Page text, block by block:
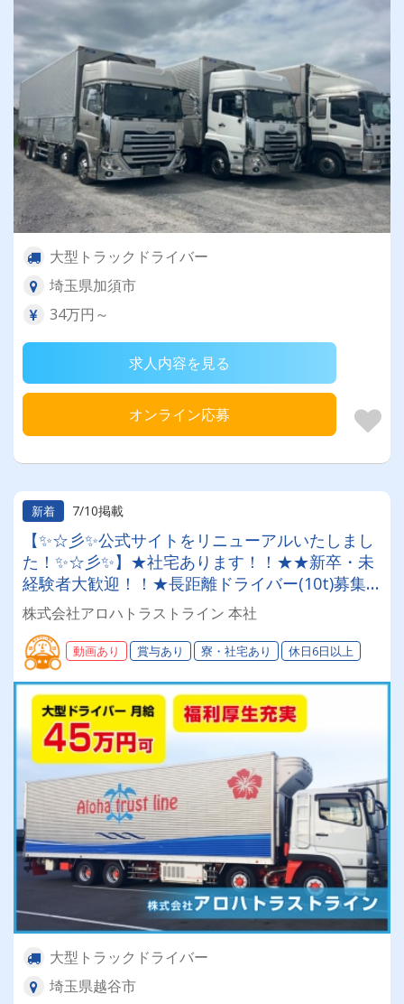
大型トラックドライバー
埼玉県加須市
34万円～
求人内容を見る
オンライン応募
新着 7/10掲載
【✨☆彡✨公式サイトをリニューアルいたしまし
た！✨☆彡✨】★社宅あります！！★★新卒・未
経験者大歓迎！！★長距離ドライバー(10t)募集
中
株式会社アロハトラストライン 本社
動画あり 賞与あり 寮・社宅あり 休日6日以上
大型トラックドライバー
埼玉県越谷市